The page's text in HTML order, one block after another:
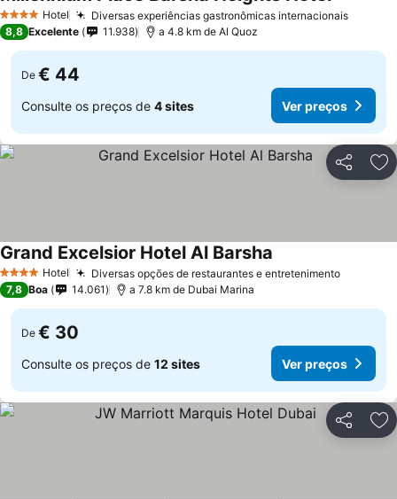
4 EstrelasHotel Diversas experiências gastronômicas internacionaisVer
Ver
8,8 Excelente 11.938 a 4.8 km de Al Quoz
De € 44
Consulte os preços de 4 sites Ver preços
Partilhar
4 EstrelasHotel Diversas opções de restaurantes e entretenimentoVer
Grand Excelsior Hotel Al Barsha
7,8 Boa 14.061 a 7.8 km de Dubai Marina
De € 30
Consulte os preços de 12 sites Ver preços
Partilhar